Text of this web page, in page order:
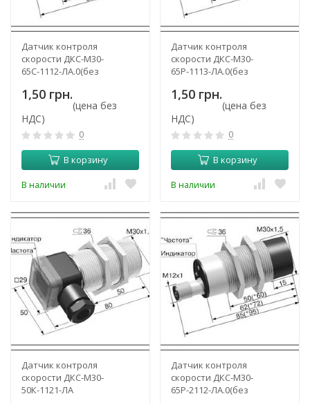
Датчик контроля
скорости ДКС-М30-
65С-1112-ЛА.0(без
1,50 грн.
(цена без
НДС)
0
В корзину
В наличии
Датчик контроля
скорости ДКС-М30-
65Р-1113-ЛА.0(без
1,50 грн.
(цена без
НДС)
0
В корзину
В наличии
Датчик контроля
скорости ДКС-М30-
50К-1121-ЛА
Датчик контроля
скорости ДКС-М30-
65Р-2112-ЛА.0(без